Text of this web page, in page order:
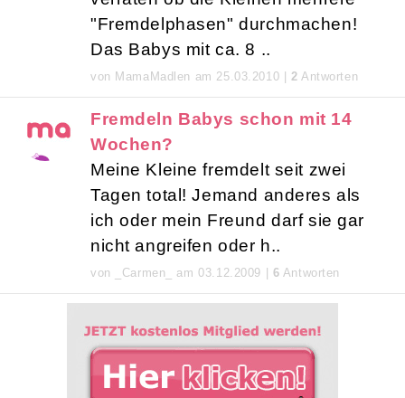
"Fremdelphasen" durchmachen!
Das Babys mit ca. 8 ..
von MamaMadlen am 25.03.2010 | 2 Antworten
Fremdeln Babys schon mit 14
Wochen?
Meine Kleine fremdelt seit zwei
Tagen total! Jemand anderes als
ich oder mein Freund darf sie gar
nicht angreifen oder h..
von _Carmen_ am 03.12.2009 | 6 Antworten